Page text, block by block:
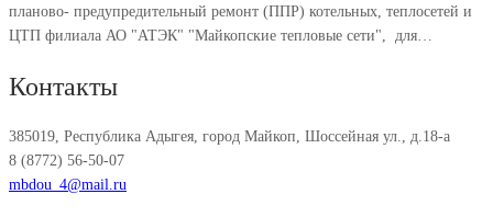
планово- предупредительный ремонт (ППР) котельных, теплосетей и
ЦТП филиала АО "АТЭК" "Майкопские тепловые сети", для…
Контакты
385019, Республика Адыгея, город Майкоп, Шоссейная ул., д.18-а
8 (8772) 56-50-07
mbdou_4@mail.ru